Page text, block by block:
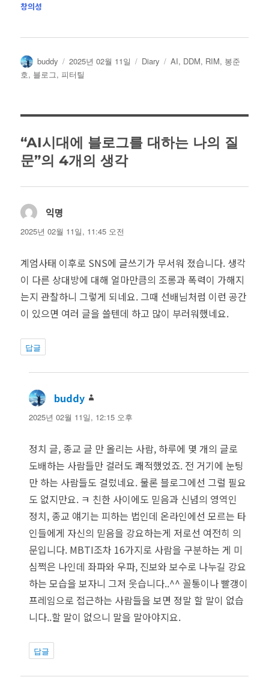
창의성
글
쓴
buddy
작
성
2025년 02월 11일
카
Diary
태
AI, DDM, RIM, 봉준
호, 블로그,피터틸
“AI시대에 블로그를 대하는 나의 질
문”의 4개의 생각
익명
글:
2025년 02월 11일, 11:45 오전
계엄사태 이후로 SNS에 글쓰기가 무서워 졌습니다. 생각
이 다른 상대방에 대해 얼마만큼의 조롱과 폭력이 가해지
는지 관찰하니 그렇게 되네요. 그때 선배님처럼 이런 공간
이 있으면 여러 글을 쓸텐데 하고 많이 부러워했네요.
답글
buddy
글:
2025년 02월 11일, 12:15 오후
정치 글, 종교 글 만 올리는 사람, 하루에 몇 개의 글로
도배하는 사람들만 걸러도 쾌적했었죠. 전 거기에 눈팅
만 하는 사람들도 걸렀네요. 물론 블로그에선 그럴 필요
도 없지만요. ㅋ 친한 사이에도 믿음과 신념의 영역인
정치, 종교 얘기는 피하는 법인데 온라인에선 모르는 타
인들에게 자신의 믿음을 강요하는게 저로선 여전히 의
문입니다. MBTI조차 16가지로 사람을 구분하는 게 미
심쩍은 나인데 좌파와 우파, 진보와 보수로 나누길 강요
하는 모습을 보자니 그저 웃습니다..^^ 꼴통이나 빨갱이
프레임으로 접근하는 사람들을 보면 정말 할 말이 없습
니다..할 말이 없으니 말을 말아야지요.
답글